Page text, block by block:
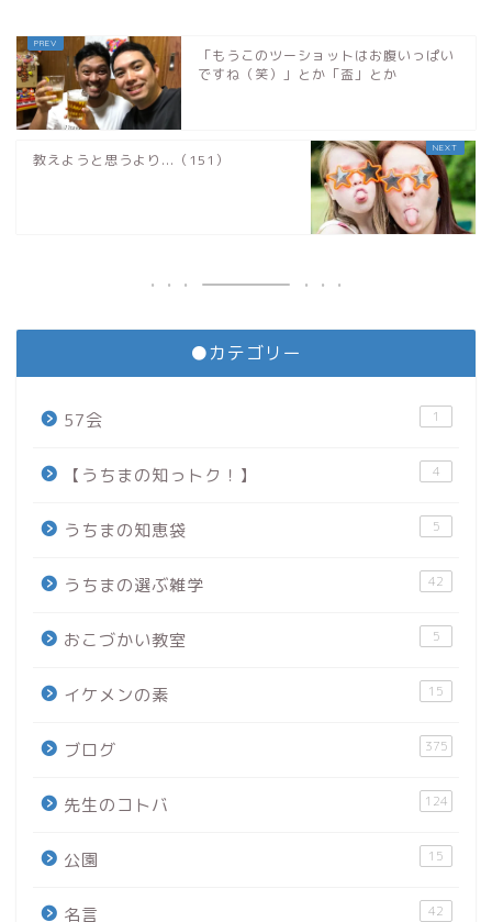
「もうこのツーショットはお腹いっぱい
ですね（笑）」とか「盃」とか
教えようと思うより...（151）
●カテゴリー
57会 1
【うちまの知っトク！】 4
うちまの知恵袋 5
うちまの選ぶ雑学 42
おこづかい教室 5
イケメンの素 15
ブログ 375
先生のコトバ 124
公園 15
名言 42